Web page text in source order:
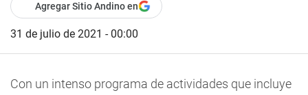
Agregar Sitio Andino en
31 de julio de 2021 - 00:00
Con un intenso programa de actividades que incluye